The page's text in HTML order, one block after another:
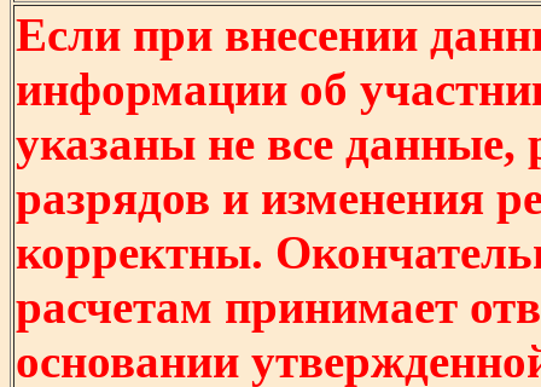
Если при внесении
информации об
указаны не все
разрядов и изменения
корректны.
расчетам принимает
основании